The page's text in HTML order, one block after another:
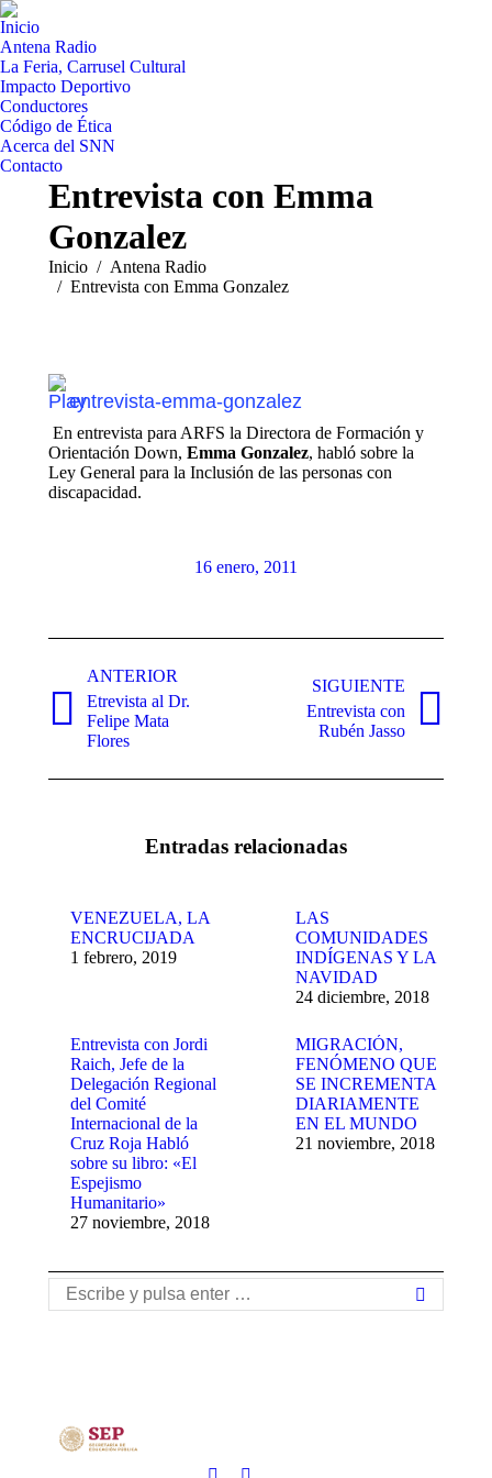
Inicio
Antena Radio
La Feria, Carrusel Cultural
Impacto Deportivo
Conductores
Código de Ética
Acerca del SNN
Contacto
Entrevista con Emma
Gonzalez
Estás aquí:
Inicio
Antena Radio
Entrevista con Emma Gonzalez
entrevista-emma-gonzalez
En entrevista para ARFS la Directora de Formación y
Orientación Down, Emma Gonzalez, habló sobre la
Ley General para la Inclusión de las personas con
discapacidad.
16 enero, 2011
entre
publicaciones
ANTERIOR
Publicación
anterior:
Etrevista al Dr.
Felipe Mata
Flores
SIGUIENTE
Publicación
siguiente:
Entrevista con
Rubén Jasso
Entradas relacionadas
VENEZUELA, LA
ENCRUCIJADA
1 febrero, 2019
LAS
COMUNIDADES
INDÍGENAS Y LA
NAVIDAD
24 diciembre, 2018
Entrevista con Jordi
Raich, Jefe de la
Delegación Regional
del Comité
Internacional de la
Cruz Roja Habló
sobre su libro: «El
Espejismo
Humanitario»
27 noviembre, 2018
MIGRACIÓN,
FENÓMENO QUE
SE INCREMENTA
DIARIAMENTE
EN EL MUNDO
21 noviembre, 2018
Buscar: